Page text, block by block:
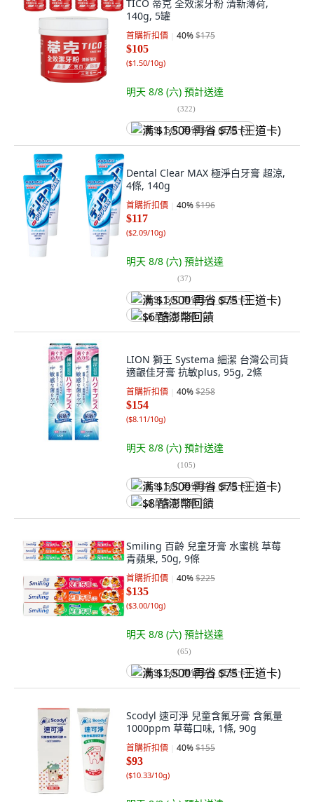
TICO 蒂克 全效潔牙粉 清新薄荷,
140g, 5罐
首購折扣價 40%$175
$105
($1.50/10g)
明天 8/8 (六) 預計送達
(322)
满 $1,500 再省 $75 (王道卡)
Dental Clear MAX 極淨白牙膏 超涼,
4條, 140g
首購折扣價 40%$196
$117
($2.09/10g)
明天 8/8 (六) 預計送達
(37)
满 $1,500 再省 $75 (王道卡)
$6 酷澎幣回饋
LION 獅王 Systema 細潔 台灣公司貨
適齦佳牙膏 抗敏plus, 95g, 2條
首購折扣價 40%$258
$154
($8.11/10g)
明天 8/8 (六) 預計送達
(105)
满 $1,500 再省 $75 (王道卡)
$8 酷澎幣回饋
Smiling 百齡 兒童牙膏 水蜜桃 草莓
青蘋果, 50g, 9條
首購折扣價 40%$225
$135
($3.00/10g)
明天 8/8 (六) 預計送達
(65)
满 $1,500 再省 $75 (王道卡)
Scodyl 速可淨 兒童含氟牙膏 含氟量
1000ppm 草莓口味, 1條, 90g
首購折扣價 40%$155
$93
($10.33/10g)